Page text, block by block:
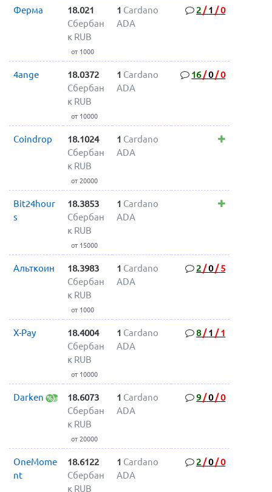
Ферма
18.021
Сбербан
к RUB
от 1000
1 Cardano
ADA
2 / 1 /0
4ange
18.0372
Сбербан
к RUB
от 10000
1 Cardano
ADA
16/0/0
Coindrop
18.1024
Сбербан
к RUB
от 20000
1 Cardano
ADA
Bit24hour
s
18.3853
Сбербан
к RUB
от 15000
1 Cardano
ADA
Альткоин
18.3983
Сбербан
к RUB
от 1000
1 Cardano
ADA
2 /0/ 5
X-Pay
18.4004
Сбербан
к RUB
от 10000
1 Cardano
ADA
8/ 1 / 1
Darken
18.6073
Сбербан
к RUB
от 20000
1 Cardano
ADA
9 /0/0
OneMome
nt
18.6122
Сбербан
к RUB
1 Cardano
ADA
2 /0/0